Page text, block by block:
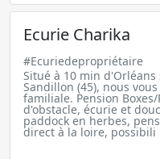
Ecurie Charika
#Ecuriedepropriétaire
Situé à 10 min
Sandillon (45), nous
familiale. Pension
d'obstacle, écurie et
paddock en herbes,
direct à la loire, possibili